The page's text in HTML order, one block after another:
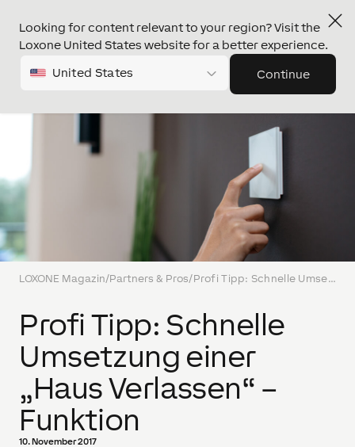
Looking for content relevant to your region? Visit the
Loxone United States website for a better experience.
United States Continue
LOXONE Magazin/Partners & Pros/ Profi Tipp: Schnelle Umsetzung einer „Haus Verlassen“ – Funktion
Profi Tipp: Schnelle
Umsetzung einer
„Haus Verlassen“ –
Funktion
10. November 2017